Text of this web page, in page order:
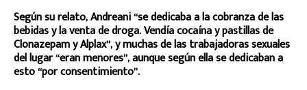
Según su relato, Andreani “se dedicaba a la cobranza de las
bebidas y la venta de droga. Vendía cocaína y pastillas de
Clonazepam y Alplax”, y muchas de las trabajadoras sexuales
del lugar “eran menores”, aunque según ella se dedicaban a
esto “por consentimiento”.